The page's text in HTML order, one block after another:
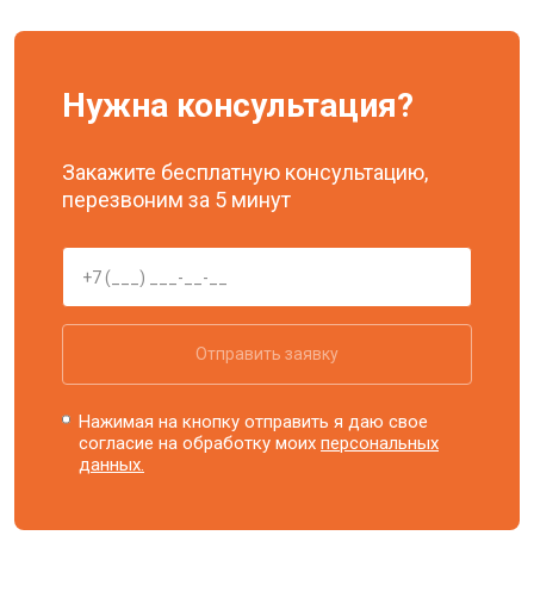
Нужна консультация?
Закажите бесплатную консультацию,
перезвоним за 5 минут
Отправить заявку
Нажимая на кнопку отправить я даю свое
согласие на обработку моихперсональных
данных.